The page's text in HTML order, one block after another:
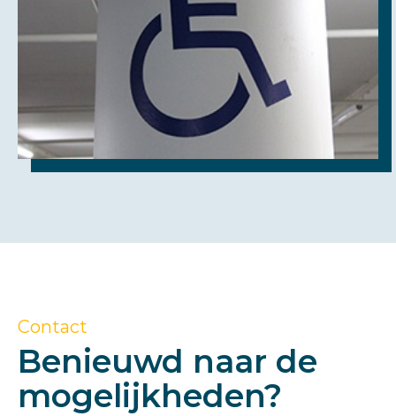
Contact
Benieuwd naar de
mogelijkheden?